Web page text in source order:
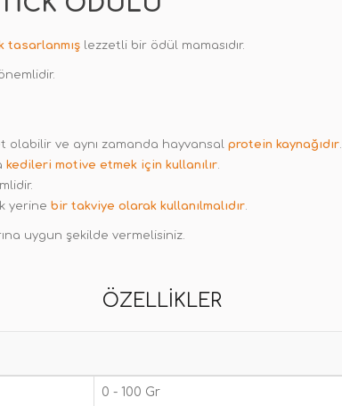
tasarlanmış lezzetli bir ödül mamasıdır.
olabilir ve aynı zamanda hayvansal protein kaynağıdır.
kedileri motive etmek için kullanılır.
yerine bir takviye olarak kullanılmalıdır.
uygun şekilde vermelisiniz.
ÖZELLIKLER
0 - 100 Gr